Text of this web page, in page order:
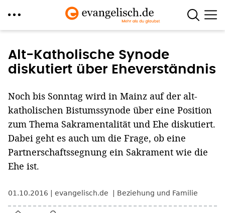
zum
Inhalt
Alt-Katholische Synode
diskutiert über Eheverständnis
Noch bis Sonntag wird in Mainz auf der alt-
katholischen Bistumssynode über eine Position
zum Thema Sakramentalität und Ehe diskutiert.
Dabei geht es auch um die Frage, ob eine
Partnerschaftssegnung ein Sakrament wie die
Ehe ist.
01.10.2016 evangelisch.de Beziehung und Familie